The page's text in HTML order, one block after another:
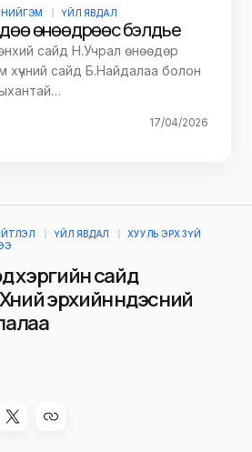
НИЙГЭМ ҮЙЛ ЯВДАЛ
өнөөдрөөс бэлдье
сайд Н.Учрал өнөөдөр
хүчний сайд Б.Найдалаа болон
17/04/2026
ҮЙЛ ЯВДАЛ
ХУУЛЬ ЭРХ ЗҮЙ
хэргийн сайд
эрхийн үндэсний